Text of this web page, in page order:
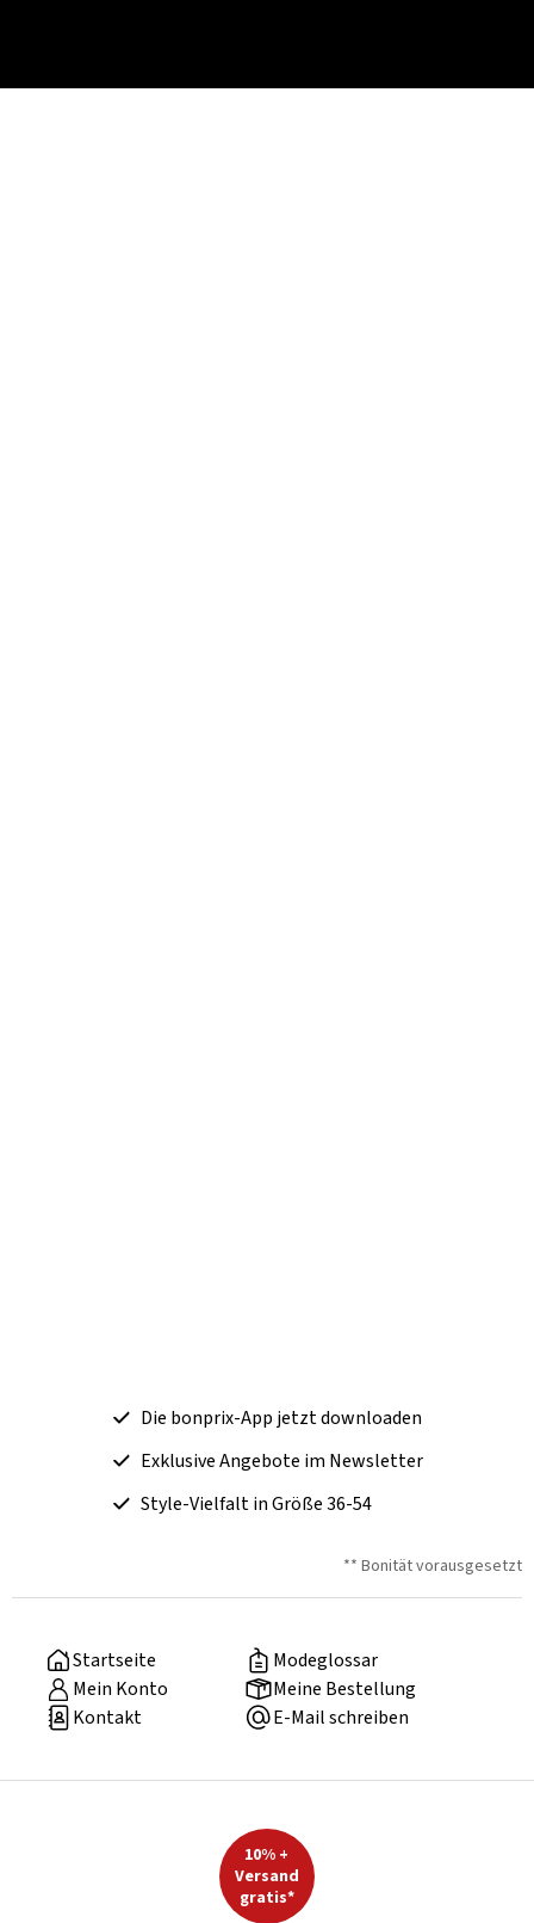
Die bonprix-App jetzt downloaden
Exklusive Angebote im Newsletter
Style-Vielfalt in Größe 36-54
** Bonität vorausgesetzt
Startseite
Modeglossar
Mein Konto
Meine Bestellung
Kontakt
E-Mail schreiben
10% +
Versand
gratis*